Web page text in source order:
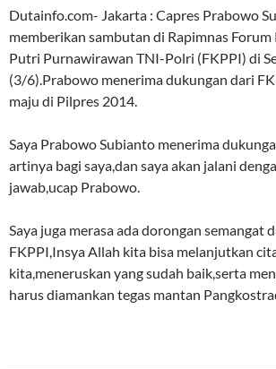
Dutainfo.com- Jakarta : Capres Prabowo
memberikan sambutan di Rapimnas
Putri Purnawirawan TNI-Polri (FKPPI) di
(3/6).Prabowo menerima dukungan dari
maju di Pilpres 2014.
Saya Prabowo Subianto menerima
artinya bagi saya,dan saya akan jalani
jawab,ucap Prabowo.
Saya juga merasa ada dorongan semangat
FKPPI,Insya Allah kita bisa melanjutkan
kita,meneruskan yang sudah baik,serta
harus diamankan tegas mantan